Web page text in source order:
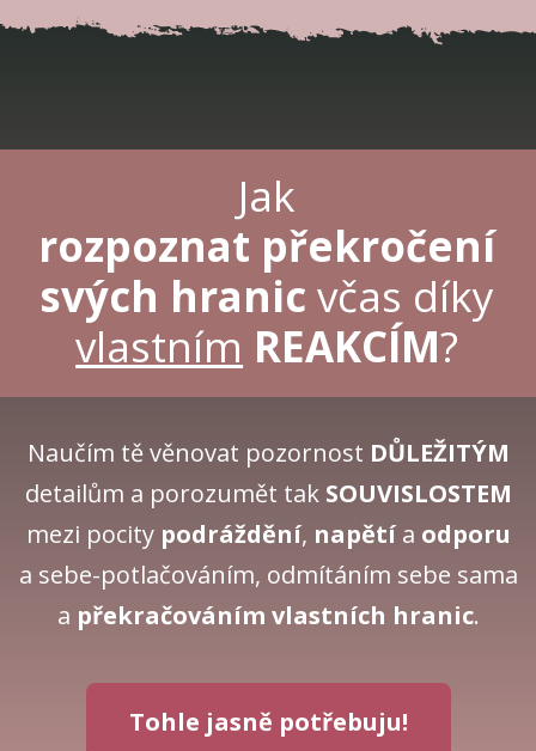
Jak
rozpoznat překročení
svých hranic včas díky
vlastním REAKCÍM?
Naučím tě věnovat pozornost DŮLEŽITÝM
detailům a porozumět tak SOUVISLOSTEM
mezi pocity podráždění, napětía odporu
a sebe-potlačováním, odmítáním sebe sama
a překračováním vlastních hranic.
Tohle jasně potřebuju!